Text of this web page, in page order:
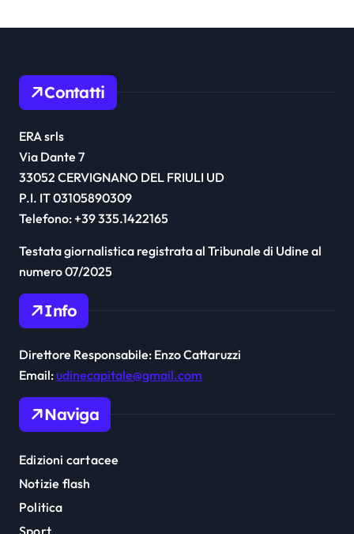
Contatti
ERA srls
Via Dante 7
33052 CERVIGNANO DEL FRIULI UD
P.I. IT 03105890309
Telefono: +39 335.1422165
Testata giornalistica registrata al Tribunale di Udine al
numero 07/2025
Info
Direttore Responsabile: Enzo Cattaruzzi
Email:udinecapitale@gmail.com
Naviga
Edizioni cartacee
Notizie flash
Politica
Sport